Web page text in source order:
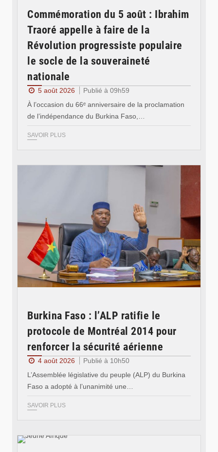
Commémoration du 5 août : Ibrahim
Traoré appelle à faire de la
Révolution progressiste populaire
le socle de la souveraineté
nationale
5 août 2026
Publié à 09h59
À l’occasion du 66ᵉ anniversaire de la proclamation
de l’indépendance du Burkina Faso,…
SAVOIR PLUS
Burkina Faso : l’ALP ratifie le
protocole de Montréal 2014 pour
renforcer la sécurité aérienne
4 août 2026
Publié à 10h50
L’Assemblée législative du peuple (ALP) du Burkina
Faso a adopté à l’unanimité une…
SAVOIR PLUS